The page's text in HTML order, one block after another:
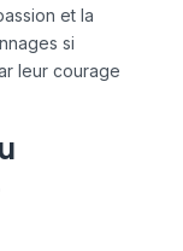
et la
si
leur courage